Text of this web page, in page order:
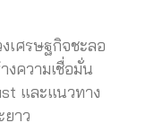
เศรษฐกิจชะลอ
งความเชื่อมั่น
และแนวทาง
าว